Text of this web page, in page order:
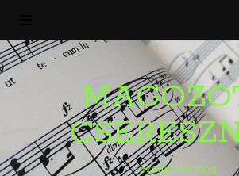
Személyes blog